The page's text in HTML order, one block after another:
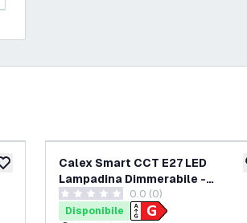
alla lista desideri
Calex Smart CCT E27 LED
Lampadina Dimmerabile -
Bluetooth Mesh - 7W
0 stelle di valutazione
0.0 (0)
Disponibile